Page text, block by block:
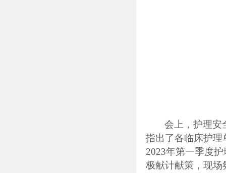
会上， 护理安
指出了各临床护理
2023年第一季度
极献计献策，现场